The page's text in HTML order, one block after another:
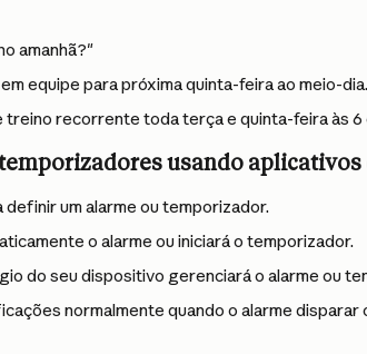
amanhã?"
equipe para próxima quinta-feira ao meio-
treino recorrente toda terça e quinta-feira às 6
usando aplicativos
definir um alarme ou temporizador.
o alarme ou iniciará o temporizador.
do seu dispositivo gerenciará o alarme ou
normalmente quando o alarme disparar